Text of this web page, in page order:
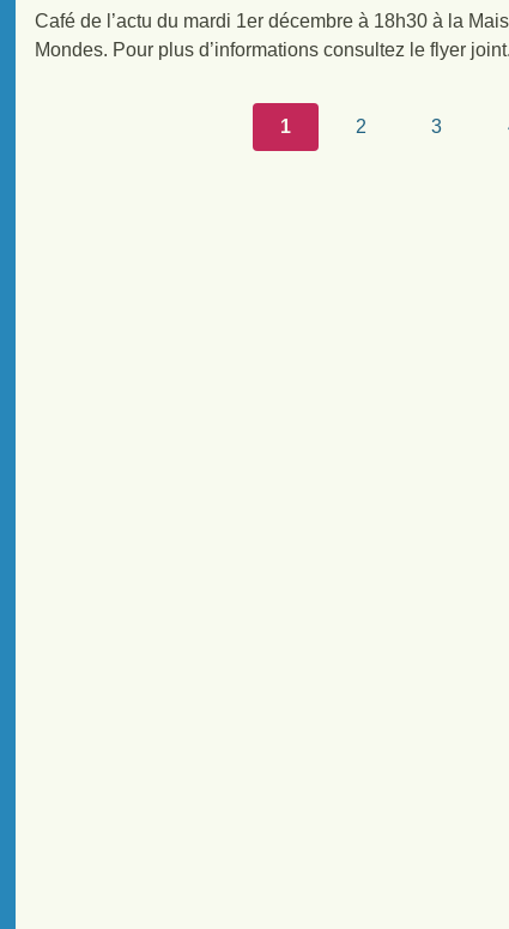
Café de l’actu du mardi 1er décembre à 18h30 à la
Mondes. Pour plus d’informations consultez le flyer joint.
1 2 3